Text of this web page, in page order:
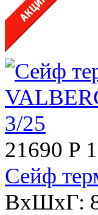
21690 P
Сейф
ВхШхГ: